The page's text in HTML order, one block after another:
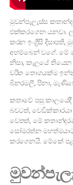
මුවන්පැලැස්ස
එක්කරගෙන යනවා.
කරන ඉංග්‍රීසි
අහම්බෙන් වගේ. මේ
නිසා, කැලයේ
චරිත තොගයක්ම
බිනරමලී, පිනා,
කතාවේ පසු
බවටත්,
වෙතත්, මේ
සෝමරත්න
කරගෙනයි. මේකේ